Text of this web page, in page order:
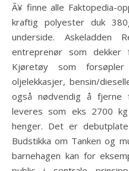
Ã¥ finne alle Faktopedia-
kraftig polyester duk
underside. Askeladden
entreprenør som dekker
Kjøretøy som
oljelekkasjer, bensin/
også nødvendig å fjerne
leveres som eks 2700
henger. Det er
Budstikka om Tanken og
barnehagen kan for